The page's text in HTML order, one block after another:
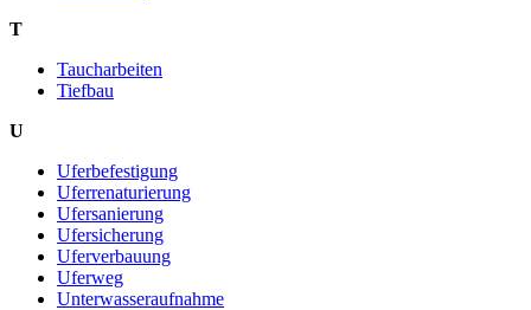
T
Taucharbeiten
Tiefbau
U
Uferbefestigung
Uferrenaturierung
Ufersanierung
Ufersicherung
Uferverbauung
Uferweg
Unterwasseraufnahme